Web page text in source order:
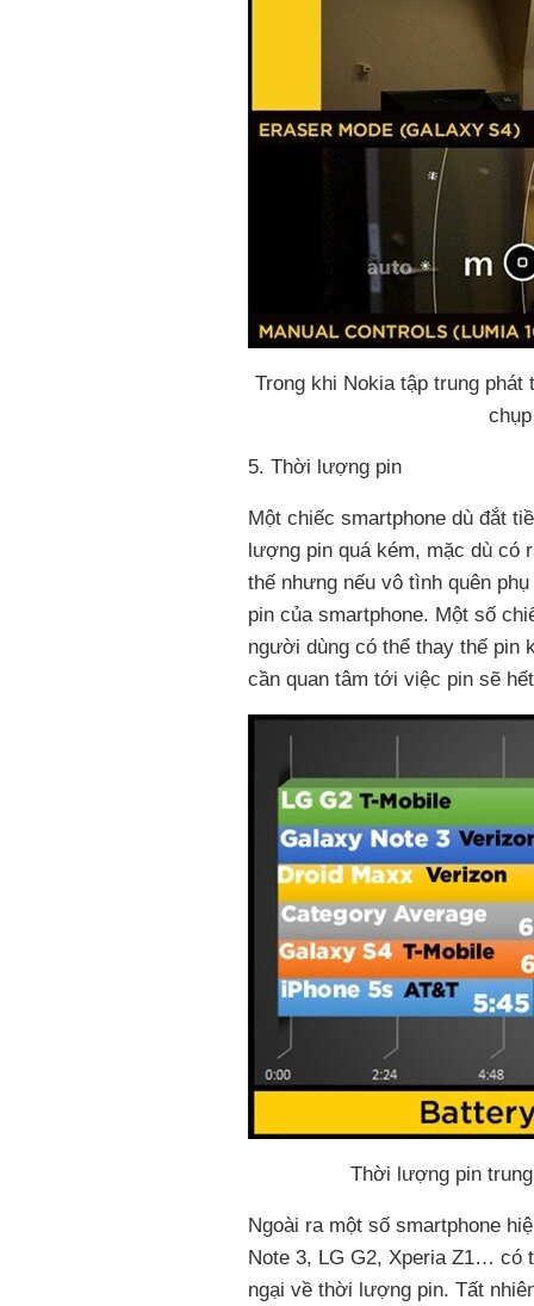
Trong khi Nokia tập trung
5. Thời lượng pin
Một chiếc smartphone dù đắt
lượng pin quá kém, mặc dù có
thế nhưng nếu vô tình quên
pin của smartphone. Một số
người dùng có thể thay thế pin
cần quan tâm tới việc pin sẽ
Thời lượng pin
Ngoài ra một số smartphone
Note 3, LG G2, Xperia Z1… có
ngại về thời lượng pin. Tất